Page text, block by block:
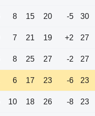
8 15 20 -5 30
7 21 19 +2 27
8 25 27 -2 27
6 17 23 -6 23
10 18 26 -8 23